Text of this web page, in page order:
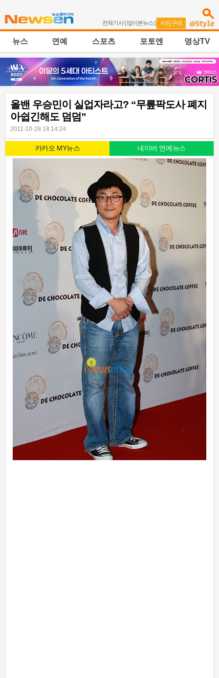
전체기사| 많이본뉴스 | 사진구매
뉴스 연예 스포츠 포토엔 영상TV
올밴 우승민이 실업자라고? “무릎팍도사 폐지
아쉽긴해도 덤덤”
2011-10-28 18:14:24
카카오 MY뉴스 네이버 연예뉴스